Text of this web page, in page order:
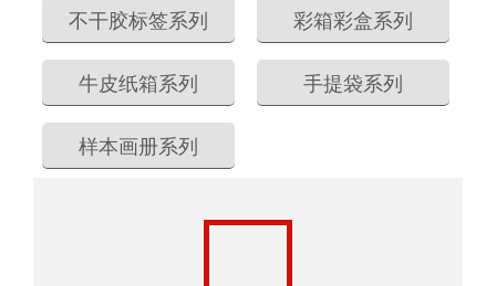
不干胶标签系列 彩箱彩盒系列
牛皮纸箱系列 手提袋系列
样本画册系列